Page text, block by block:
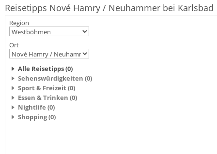
Reisetipps Nové Hamry / Neuhammer bei Karlsbad
Region
Ort
Alle Reisetipps (0)
Sehenswürdigkeiten (0)
Sport & Freizeit (0)
Essen & Trinken (0)
Nightlife (0)
Shopping (0)